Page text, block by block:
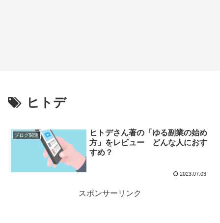
ヒトデ
ブログ関連
ヒトデさん著の「ゆる副業の始め
方」をレビュー どんな人におす
すめ？
2023.07.03
スポンサーリンク